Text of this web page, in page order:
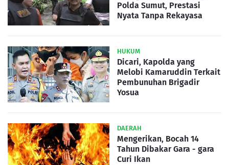
Polda Sumut, Prestasi
Nyata Tanpa Rekayasa
HUKUM
Dicari, Kapolda yang
Melobi Kamaruddin Terkait
Pembunuhan Brigadir
Yosua
DAERAH
Mengerikan, Bocah 14
Tahun Dibakar Gara - gara
Curi Ikan